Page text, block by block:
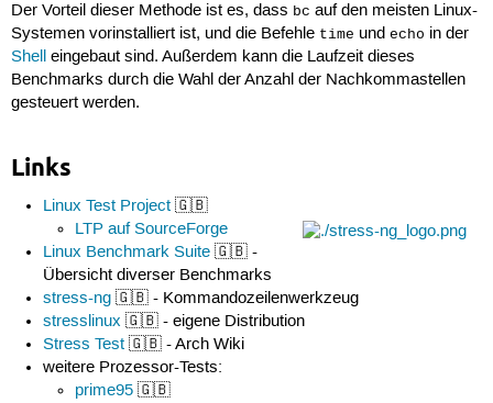
Der Vorteil dieser Methode ist es, dass bc auf den meisten Linux-
Systemen vorinstalliert ist, und die Befehle time und echo in der
Shelleingebaut sind. Außerdem kann die Laufzeit dieses
Benchmarks durch die Wahl der Anzahl der Nachkommastellen
gesteuert werden.
Links
Linux Test Project 🇬🇧
LTP auf SourceForge
Linux Benchmark Suite 🇬🇧 -
Übersicht diverser Benchmarks
stress-ng 🇬🇧 - Kommandozeilenwerkzeug
stresslinux 🇬🇧 - eigene Distribution
Stress Test 🇬🇧 - Arch Wiki
weitere Prozessor-Tests:
prime95 🇬🇧